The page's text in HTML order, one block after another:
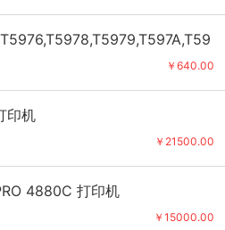
9908/7910)
￥640.00
印机
￥21500.00
4880C 打印机
￥15000.00